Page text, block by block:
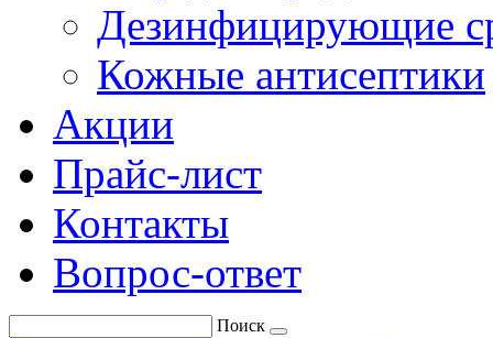
Дезинфицирующие
Кожные антисептики
Акции
Прайс-лист
Контакты
Вопрос-ответ
Поиск